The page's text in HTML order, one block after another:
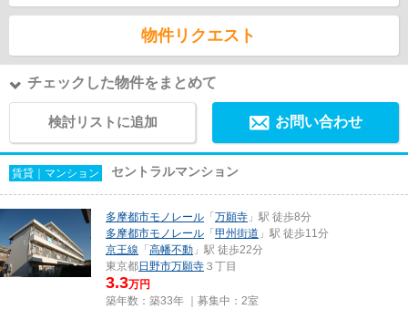
物件リクエスト
チェックした物件をまとめて
検討リストに追加 お問い合わせ
賃貸｜マンション セントラルマンション
多摩都市モノレール 「万願寺 」駅 徒歩8分
多摩都市モノレール 「甲州街道 」駅 徒歩11分
京王線 「高幡不動 」駅 徒歩22分
東京都日野市万願寺 ３丁目
3.3万円
築年数：築33年 ｜募集中： 2室